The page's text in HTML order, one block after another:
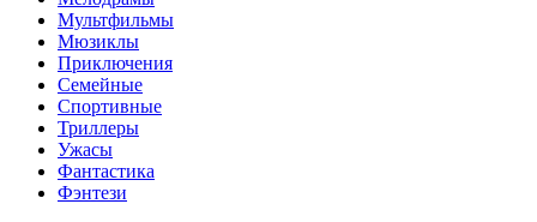
Мультфильмы
Мюзиклы
Приключения
Семейные
Спортивные
Триллеры
Ужасы
Фантастика
Фэнтези